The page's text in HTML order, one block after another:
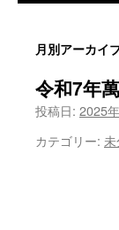
月別アーカイ
令和7年
投稿日: 2025
カテゴリー: